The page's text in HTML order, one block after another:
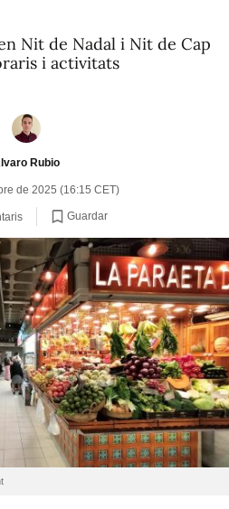
Nit de Nadal i Nit de Cap
i activitats
Rubio
de 2025 (16:15 CET)
Guardar